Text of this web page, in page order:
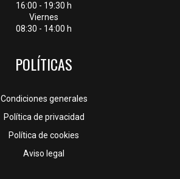
16:00 - 19:30 h
Viernes
08:30 - 14:00 h
POLÍTICAS
Condiciones generales
Política de privacidad
Política de cookies
Aviso legal